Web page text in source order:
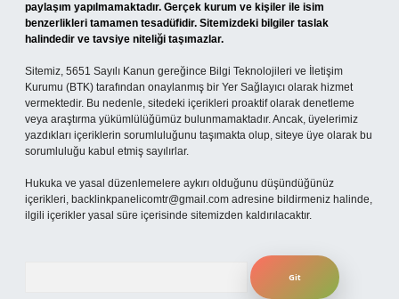
paylaşım yapılmamaktadır. Gerçek kurum ve kişiler ile isim
benzerlikleri tamamen tesadüfidir. Sitemizdeki bilgiler taslak
halindedir ve tavsiye niteliği taşımazlar.
Sitemiz, 5651 Sayılı Kanun gereğince Bilgi Teknolojileri ve İletişim
Kurumu (BTK) tarafından onaylanmış bir Yer Sağlayıcı olarak hizmet
vermektedir. Bu nedenle, sitedeki içerikleri proaktif olarak denetleme
veya araştırma yükümlülüğümüz bulunmamaktadır. Ancak, üyelerimiz
yazdıkları içeriklerin sorumluluğunu taşımakta olup, siteye üye olarak bu
sorumluluğu kabul etmiş sayılırlar.
Hukuka ve yasal düzenlemelere aykırı olduğunu düşündüğünüz
içerikleri, backlinkpanelicomtr@gmail.com adresine bildirmeniz halinde,
ilgili içerikler yasal süre içerisinde sitemizden kaldırılacaktır.